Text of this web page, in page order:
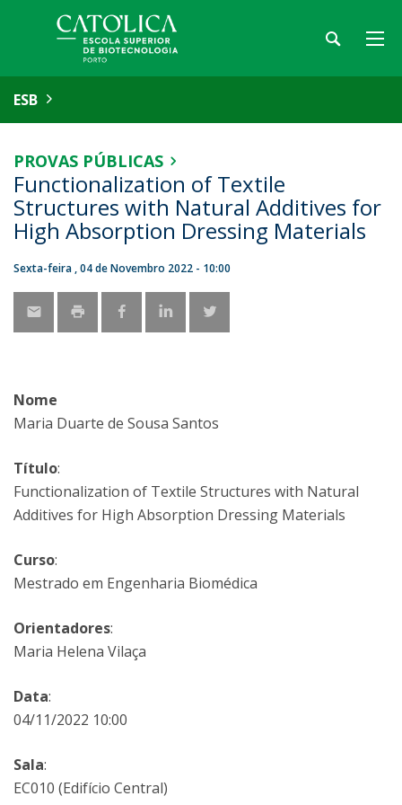
ESB
PROVAS PÚBLICAS
Functionalization of Textile
Structures with Natural Additives for
High Absorption Dressing Materials
Sexta-feira , 04 de Novembro 2022 - 10:00
Nome
Maria Duarte de Sousa Santos
Título:
Functionalization of Textile Structures with Natural
Additives for High Absorption Dressing Materials
Curso:
Mestrado em Engenharia Biomédica
Orientadores:
Maria Helena Vilaça
Data:
04/11/2022 10:00
Sala:
EC010 (Edifício Central)